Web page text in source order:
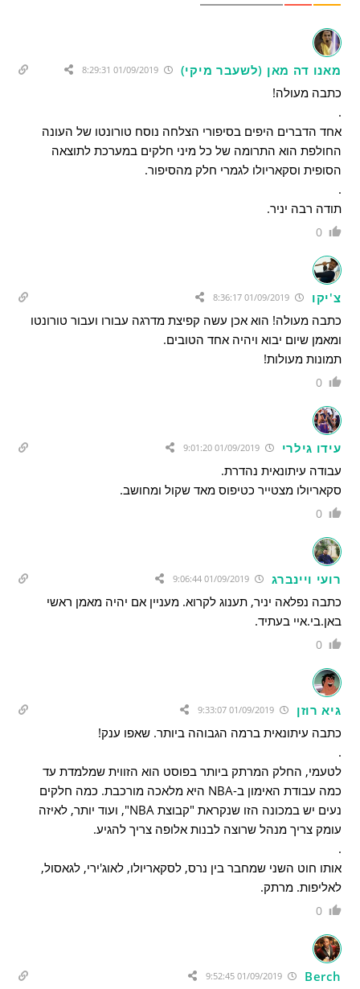
מאנו דה מאן (לשעבר מיקי) 01/09/2019 8:29:31
כתבה מעולה!
.
אחד הדברים היפים בסיפורי הצלחה נוסח טורונטו של העונה
החולפת הוא התרומה של כל מיני חלקים במערכת לתוצאה
הסופית וסקאריולו לגמרי חלק מהסיפור.
.
תודה רבה יניר.
0
צ'יקו
כתבה מעולה! הוא אכן עשה קפיצת מדרגה עבורו ועבור טורונטו
ומאמן שיום יבוא ויהיה אחד הטובים.
תמונות מעולות!
0
עידו גילרי 01/09/2019 9:01:20
עבודה עיתונאית נהדרת.
סקאריולו מצטייר כטיפוס מאד שקול ומחושב.
0
רועי ויינברג
כתבה נפלאה יניר, תענוג לקרוא. מעניין אם יהיה מאמן ראשי
באן.בי.איי בעתיד.
0
גיא רוזן 01/09/2019 9:33:07
כתבה עיתונאית ברמה הגבוהה ביותר. שאפו ענק!
.
לטעמי, החלק המרתק ביותר בפוסט הוא הזווית שמלמדת עד
כמה עבודת האימון ב-NBA היא מלאכה מורכבת. כמה חלקים
נעים יש במכונה הזו שנקראת "קבוצת NBA", ועוד יותר, לאיזה
עומק צריך מנהל שרוצה לבנות אלופה צריך להגיע.
.
אותו חוט השני שמחבר בין נרס, לסקאריולו, לאוג'ירי, לגאסול,
לאליפות. מרתק.
0
Berch